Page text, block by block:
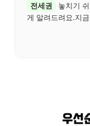
전세권
놓치기
게 알려드려요.지